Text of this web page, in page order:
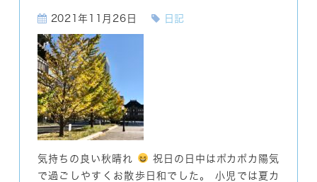
2021年11月26日 日記
気持ちの良い秋晴れ
祝日の日中はポカポカ陽気
で過ごしやすくお散歩日和でした。 小児では夏カ